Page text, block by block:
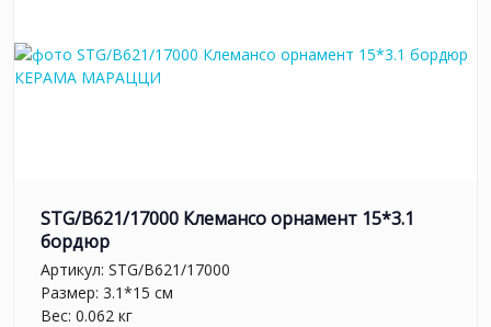
STG/B621/17000 Клемансо орнамент 15*3.1
бордюр
Артикул: STG/B621/17000
Размер: 3.1*15 см
Вес: 0.062 кг